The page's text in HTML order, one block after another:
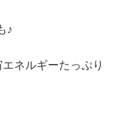
♪
ネルギーたっぷり